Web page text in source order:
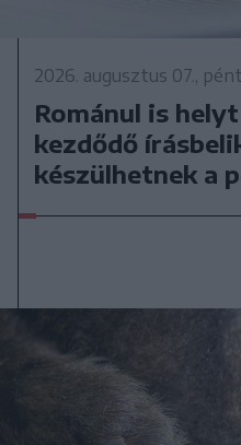
2026. augusztus 07.,
Románul is
kezdődő
készülhetnek a